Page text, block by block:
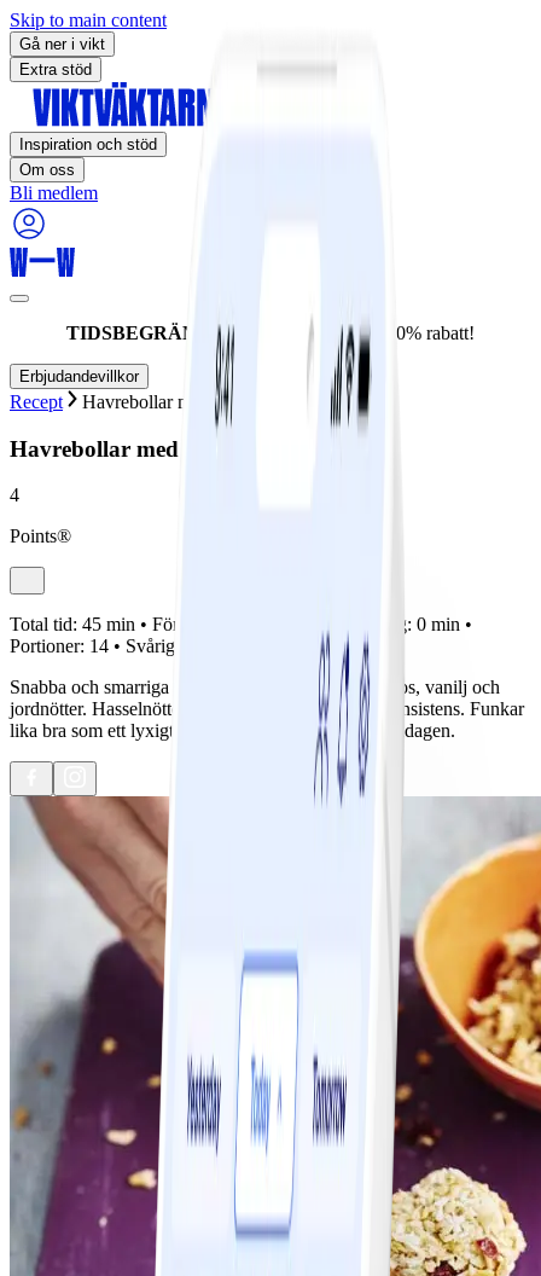
Skip to main content
Gå ner i vikt
Extra stöd
Inspiration och stöd
Om oss
Bli medlem
TIDSBEGRÄNSAT ERBJUDANDE: 60% rabatt!
Erbjudandevillkor
Recept Havrebollar med tranbär och kokos
Havrebollar med tranbär och kokos
4
Points®
Total tid: 45 min • Förberedelse: Tillagning: 0 min •
Portioner: 14 • Svårighetsgrad:
Snabba och smarriga havrebollar med smak av kokos, vanilj och
jordnötter. Hasselnötter och tranbär ger en härlig konsistens. Funkar
lika bra som ett lyxigt mellis som till kaffet efter middagen.